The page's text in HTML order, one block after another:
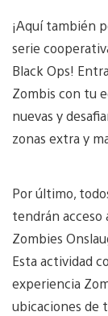
¡Aquí también
serie
Black Ops!
Zombis con tu
nuevas y
zonas extra y
Por último,
tendrán acceso
Zombies
Esta actividad
experiencia
ubicaciones de